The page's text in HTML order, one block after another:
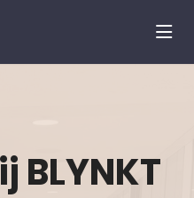
BLYNKT